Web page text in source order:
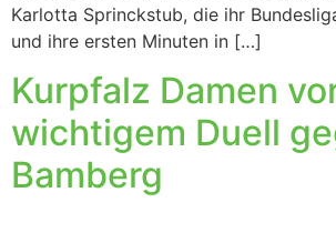
Karlotta Sprinckstub, die ihr
und ihre ersten Minuten in […]
Kurpfalz Damen
wichtigem Duell
Bamberg